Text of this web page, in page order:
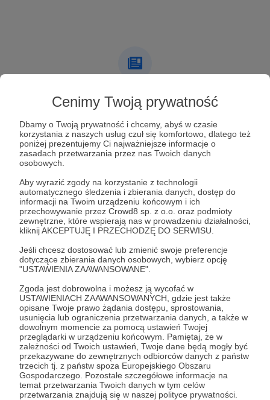
Cenimy Twoją prywatność
Dbamy o Twoją prywatność i chcemy, abyś w czasie
korzystania z naszych usług czuł się komfortowo, dlatego też
poniżej prezentujemy Ci najważniejsze informacje o
zasadach przetwarzania przez nas Twoich danych
osobowych.
Aby wyrazić zgody na korzystanie z technologii
automatycznego śledzenia i zbierania danych, dostęp do
informacji na Twoim urządzeniu końcowym i ich
przechowywanie przez Crowd8 sp. z o.o. oraz podmioty
zewnętrzne, które wspierają nas w prowadzeniu działalności,
kliknij AKCEPTUJĘ I PRZECHODZĘ DO SERWISU.
Jeśli chcesz dostosować lub zmienić swoje preferencje
dotyczące zbierania danych osobowych, wybierz opcję
"USTAWIENIA ZAAWANSOWANE".
Zgoda jest dobrowolna i możesz ją wycofać w
USTAWIENIACH ZAAWANSOWANYCH, gdzie jest także
opisane Twoje prawo żądania dostępu, sprostowania,
usunięcia lub ograniczenia przetwarzania danych, a także w
dowolnym momencie za pomocą ustawień Twojej
przeglądarki w urządzeniu końcowym. Pamiętaj, że w
zależności od Twoich ustawień, Twoje dane będą mogły być
przekazywane do zewnętrznych odbiorców danych z państw
trzecich tj. z państw spoza Europejskiego Obszaru
Gospodarczego. Pozostałe szczegółowe informacje na
temat przetwarzania Twoich danych w tym celów
przetwarzania znajdują się w naszej polityce prywatności.
Lista postów jest pusta
Wesprzyj działalność AutoraArtur Molendowski -
Chwila Dla Adminajuż teraz!
Zostań Patronem